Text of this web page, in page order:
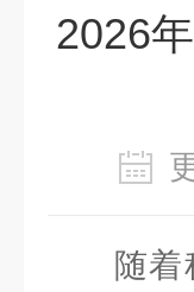
2026
随